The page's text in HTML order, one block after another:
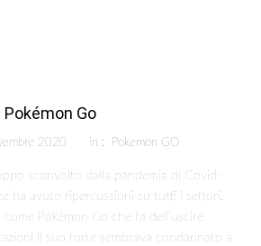
Go
2020 in : Pokemon GO
sconvolto dalla pandemia di Covid-
ha avuto ripercussioni su tutti i settori.
Pokémon Go che fa dell’uscire
il suo forte sembrava condannato a